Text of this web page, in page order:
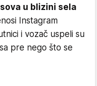
u blizini sela
Instagram
i vozač uspeli su
pre nego što se